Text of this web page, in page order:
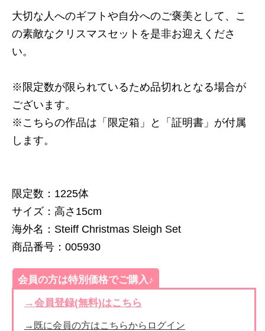
大切な人へのギフトや自分へのご褒美として、こ
の素敵なクリスマスセットを是非お迎えくださ
い。
※限定数が限られているため品切れとなる場合が
ございます。
※こちらの作品は「限定箱」と「証明書」が付属
します。
限定数：1225体
サイズ：高さ15cm
海外名：Steiff Christmas Sleigh Set
商品番号：005930
会員の方は特別価格でご購入♪
→会員登録(無料)はこちら
→既に会員の方はこちらからログイン